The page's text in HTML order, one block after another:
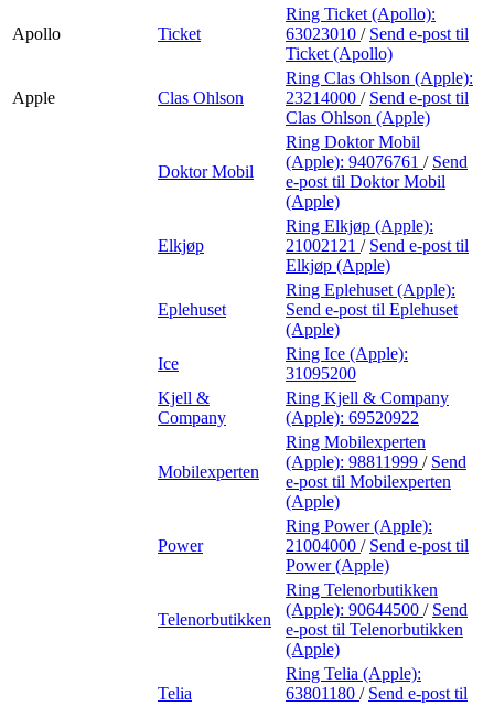
Apollo Ticket
Ring Ticket (Apollo):
63023010 / Send e-post til
Ticket (Apollo)
Apple Clas Ohlson
Ring Clas Ohlson (Apple):
23214000 / Send e-post til
Clas Ohlson (Apple)
Doktor Mobil
Ring Doktor Mobil
(Apple): 94076761 / Send
e-post til Doktor Mobil
(Apple)
Elkjøp
Ring Elkjøp (Apple):
21002121 / Send e-post til
Elkjøp (Apple)
Eplehuset
Ring Eplehuset (Apple):
Send e-post til Eplehuset
(Apple)
Ice
Ring Ice (Apple):
31095200
Kjell &
Company
Ring Kjell & Company
(Apple): 69520922
Mobilexperten
Ring Mobilexperten
(Apple): 98811999 / Send
e-post til Mobilexperten
(Apple)
Power
Ring Power (Apple):
21004000 / Send e-post til
Power (Apple)
Telenorbutikken
Ring Telenorbutikken
(Apple): 90644500 / Send
e-post til Telenorbutikken
(Apple)
Telia
Ring Telia (Apple):
63801180 / Send e-post til